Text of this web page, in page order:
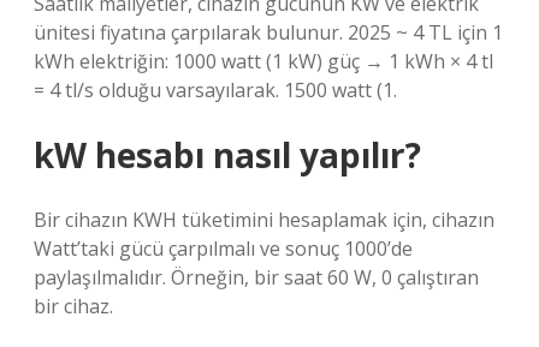
ünitesi fiyatına çarpılarak bulunur. 2025 ~ 4 TL için 1
kWh elektriğin: 1000 watt (1 kW) güç → 1 kWh × 4 tl
= 4 tl/s olduğu varsayılarak. 1500 watt (1.
kW hesabı nasıl yapılır?
Bir cihazın KWH tüketimini hesaplamak için, cihazın
Watt’taki gücü çarpılmalı ve sonuç 1000’de
paylaşılmalıdır. Örneğin, bir saat 60 W, 0 çalıştıran
bir cihaz.